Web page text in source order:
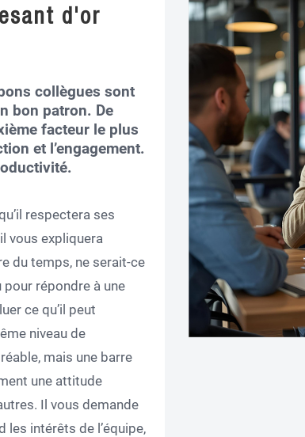
d'or
collègues sont
bon patron. De
facteur le plus
et l’engagement.
respectera ses
vous expliquera
du temps, ne serait-ce
répondre à une
ce qu’il peut
niveau de
mais une barre
une attitude
Il vous demande
intérêts de l’équipe,